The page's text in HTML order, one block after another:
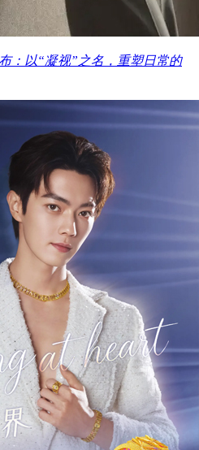
：以“凝视”之名，重塑日常的